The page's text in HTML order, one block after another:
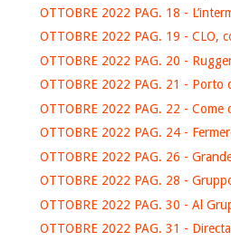
OTTOBRE 2022 PAG. 18 -
OTTOBRE 2022 PAG. 19 - CLO,
OTTOBRE 2022 PAG. 20 -
OTTOBRE 2022 PAG. 21 - Porto
OTTOBRE 2022 PAG. 22 - Come
OTTOBRE 2022 PAG. 24 -
OTTOBRE 2022 PAG. 26 -
OTTOBRE 2022 PAG. 28 -
OTTOBRE 2022 PAG. 30 - Al
OTTOBRE 2022 PAG. 31 -